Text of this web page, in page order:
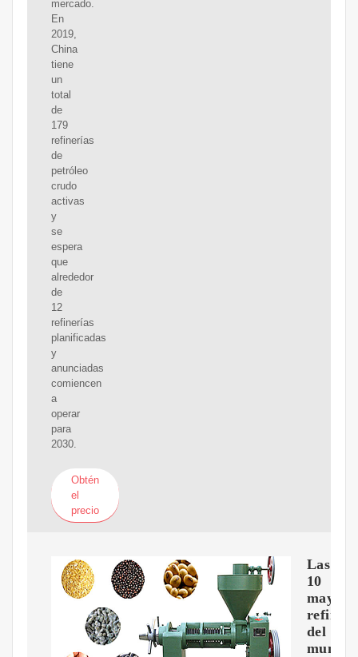
mercado.
En
2019,
China
tiene
un
total
de
179
refinerías
de
petróleo
crudo
activas
y
se
espera
que
alrededor
de
12
refinerías
planificadas
y
anunciadas
comiencen
a
operar
para
2030.
Obtén
el
precio
Las
10
del
mundo